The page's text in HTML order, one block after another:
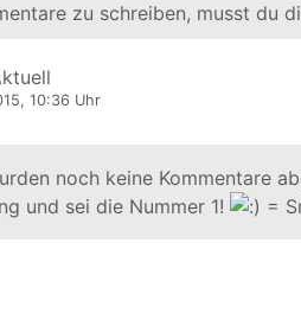
zu schreiben, musst du
10:36 Uhr
noch keine Kommentare
und sei die Nummer 1!